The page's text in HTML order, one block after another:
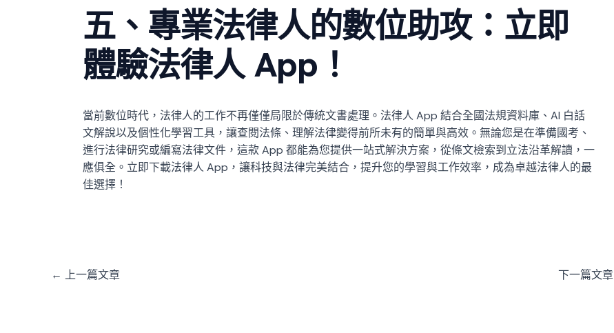
五、 專業法律人的數位助攻：立即
體驗法律人 App！
當前數位時代，法律人的工作不再僅僅局限於傳統文書處理。法律人 App 結合全國法規資料庫、AI 白話
文解說以及個性化學習工具，讓查閱法條、理解法律變得前所未有的簡單與高效。無論您是在準備國考、
進行法律研究或編寫法律文件，這款 App 都能為您提供一站式解決方案，從條文檢索到立法沿革解讀，一
應俱全。立即下載法律人 App，讓科技與法律完美結合，提升您的學習與工作效率，成為卓越法律人的最
佳選擇！
← 上一篇文章 下一篇文章